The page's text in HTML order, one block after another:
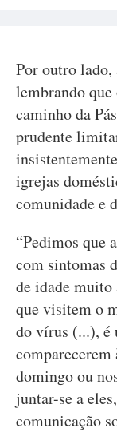
Por outro
lembrando que
caminho da
prudente
igrejas
comunidade e
“Pedimos que
com sintomas
de idade muito
que visitem o
do vírus (...), é
domingo ou
juntar-se a
comunicação